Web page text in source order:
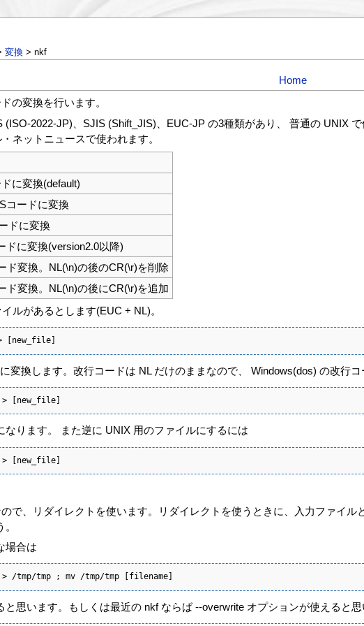
変換 > nkf
Home
の変換を行います。
(ISO-2022-JP)、SJIS (Shift_JIS)、EUC-JP の3種類があり、 普通の UNIX
ネットニュースで使われます。
に変換(default)
コードに変換
ドに変換
ドに変換(version2.0以降)
ド変換。NL(\n)の後のCR(\r)を削除
ド変換。NL(\n)の後にCR(\r)を追加
ルがあるとします(EUC + NL)。
[new_file]
変換します。改行コードは NL だけのままなので、 Windows(dos) の改行
[new_file]
なります。 また逆に UNIX 用のファイルにするには
[new_file]
で、リダイレクトを使います。リダイレクトを使うときに、入力ファイ
場合は
/tmp/tmp ; mv /tmp/tmp [filename]
思います。もしくは最近の nkf ならば --overwrite オプションが使えると思